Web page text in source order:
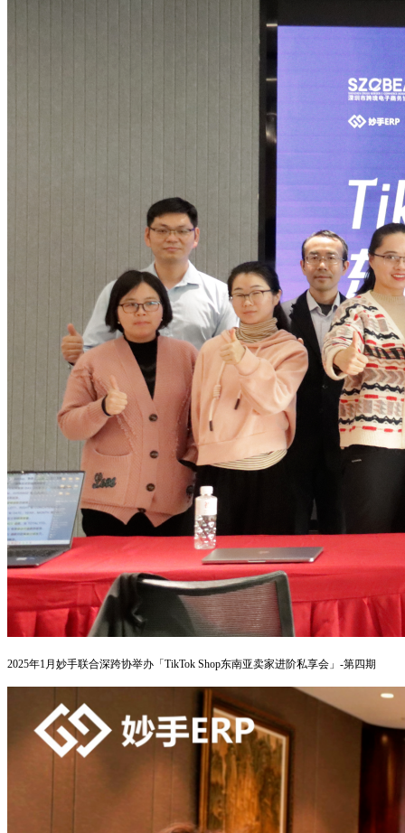
2025年1月 妙手联合深跨协举办「TikTok Shop东南亚卖家进阶私享会」-第四期